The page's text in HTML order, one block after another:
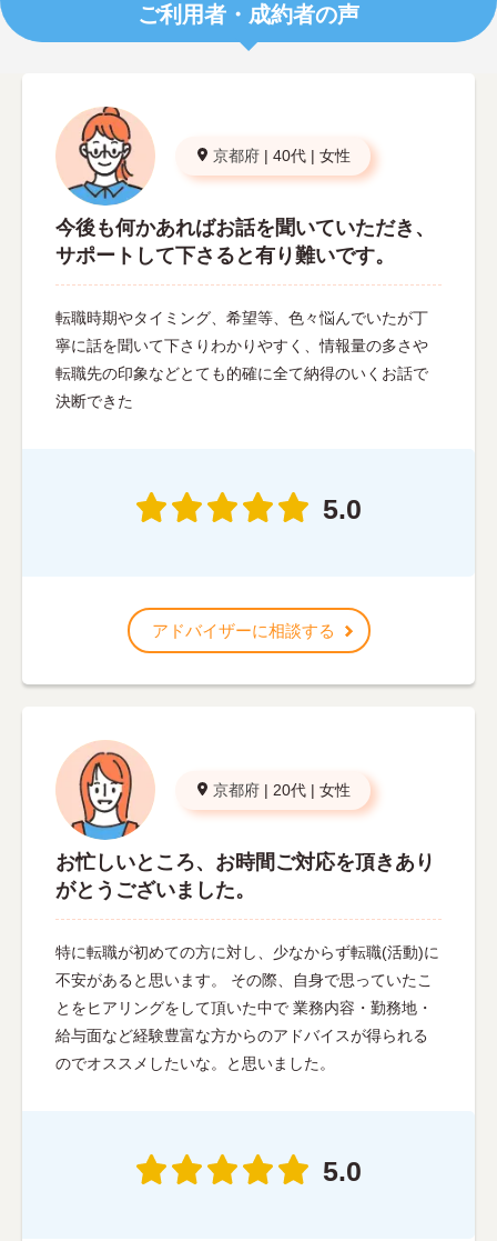
ご利用者・成約者の声
京都府 | 40代 | 女性
今後も何かあればお話を聞いていただき、
サポートして下さると有り難いです。
転職時期やタイミング、希望等、色々悩んでいたが丁
寧に話を聞いて下さりわかりやすく、情報量の多さや
転職先の印象などとても的確に全て納得のいくお話で
決断できた
5.0
アドバイザーに相談する
京都府 | 20代 | 女性
お忙しいところ、お時間ご対応を頂きあり
がとうございました。
特に転職が初めての方に対し、少なからず転職(活動)に
不安があると思います。 その際、自身で思っていたこ
とをヒアリングをして頂いた中で 業務内容・勤務地・
給与面など経験豊富な方からのアドバイスが得られる
のでオススメしたいな。と思いました。
5.0